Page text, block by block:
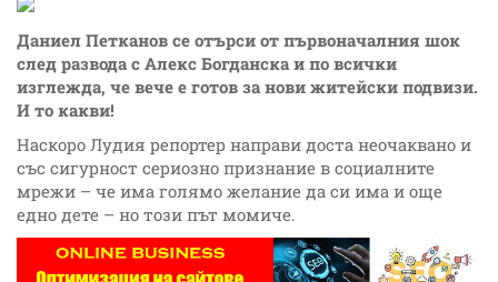
Даниел Петканов се отърси от първоначалния шок
след развода с Алекс Богданска и по всички
изглежда, че вече е готов за нови житейски подвизи.
И то какви!
Наскоро Лудия репортер направи доста неочаквано и
със сигурност сериозно признание в социалните
мрежи – че има голямо желание да си има и още
едно дете – но този път момиче.